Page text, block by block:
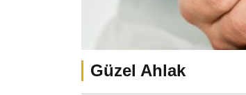
Güzel Ahlak